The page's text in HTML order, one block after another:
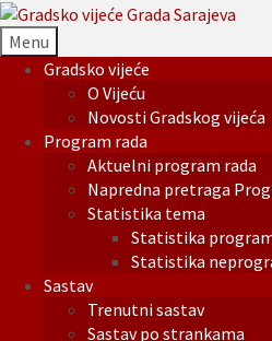
Menu
Gradsko vijeće
O Vijeću
Novosti Gradskog vijeća
Program rada
Aktuelni program rada
Napredna pretraga
Statistika tema
Statistika
Statistika
Sastav
Trenutni sastav
Sastav po strankama